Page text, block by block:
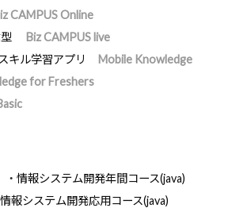
CAMPUS Online
Biz CAMPUS live
キル学習アプリ
Mobile Knowledge
for Freshers
情報システム開発年間コース(java)
情報システム開発応用コース(java)